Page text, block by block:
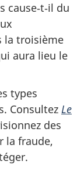
cause‑t‑il du
la troisième
aura lieu le
types
Consultez Le
des
la fraude,